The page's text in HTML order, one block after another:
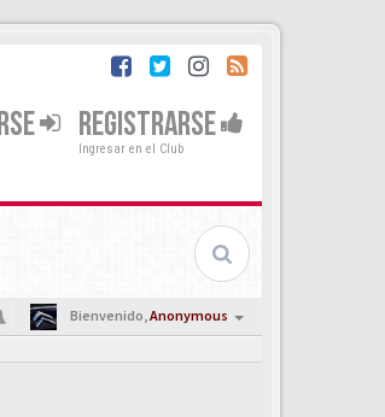
REGISTRARSE
Ingresar en el Club
Bienvenido,Anonymous